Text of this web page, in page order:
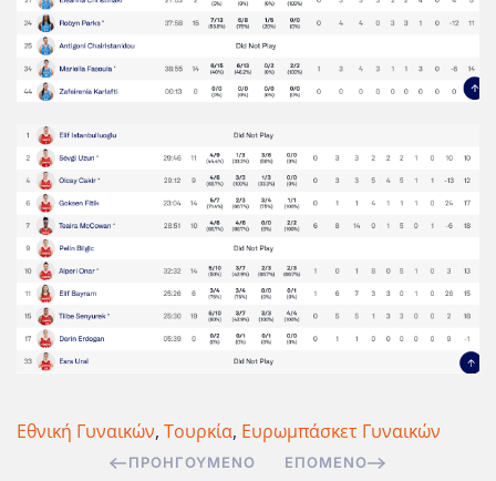
Εθνική Γυναικών, Τουρκία, Ευρωμπάσκετ Γυναικών
ΠΡΟΗΓΟΎΜΕΝΟ ΕΠΌΜΕΝΟ